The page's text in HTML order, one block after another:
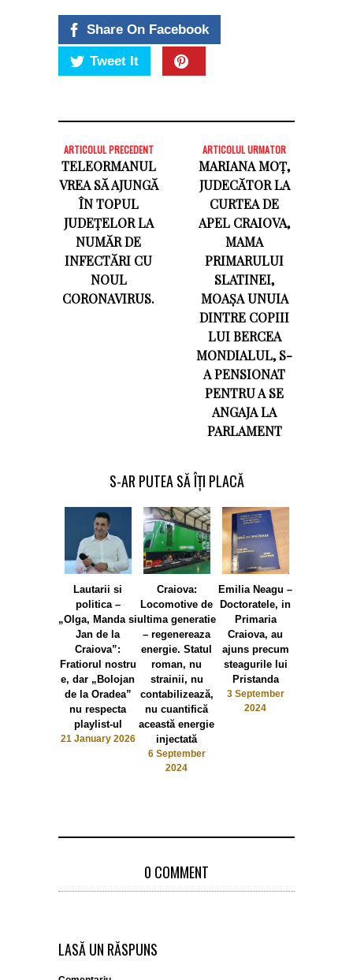
Share On Facebook
Tweet It
ARTICOLUL PRECEDENT
TELEORMANUL
VREA SĂ AJUNGĂ
ÎN TOPUL
JUDEȚELOR LA
NUMĂR DE
INFECTĂRI CU
NOUL
CORONAVIRUS.
ARTICOLUL URMATOR
MARIANA MOȚ,
JUDECĂTOR LA
CURTEA DE
APEL CRAIOVA,
MAMA
PRIMARULUI
SLATINEI,
MOAȘA UNUIA
DINTRE COPIII
LUI BERCEA
MONDIALUL, S-
A PENSIONAT
PENTRU A SE
ANGAJA LA
PARLAMENT
S-AR PUTEA SĂ ÎȚI PLACĂ
Lautarii si
politica –
„Olga, Manda si
Jan de la
Craiova”:
Fratiorul nostru
e, dar „Bolojan
de la Oradea”
nu respecta
playlist-ul
21 January 2026
Craiova:
Locomotive de
ultima generatie
– regenereaza
energie. Statul
roman, nu
strainii, nu
contabilizează,
nu cuantifică
această energie
injectată
6 September
2024
Emilia Neagu –
Doctoratele, in
Primaria
Craiova, au
ajuns precum
steagurile lui
Pristanda
3 September
2024
0 COMMENT
LASĂ UN RĂSPUNS